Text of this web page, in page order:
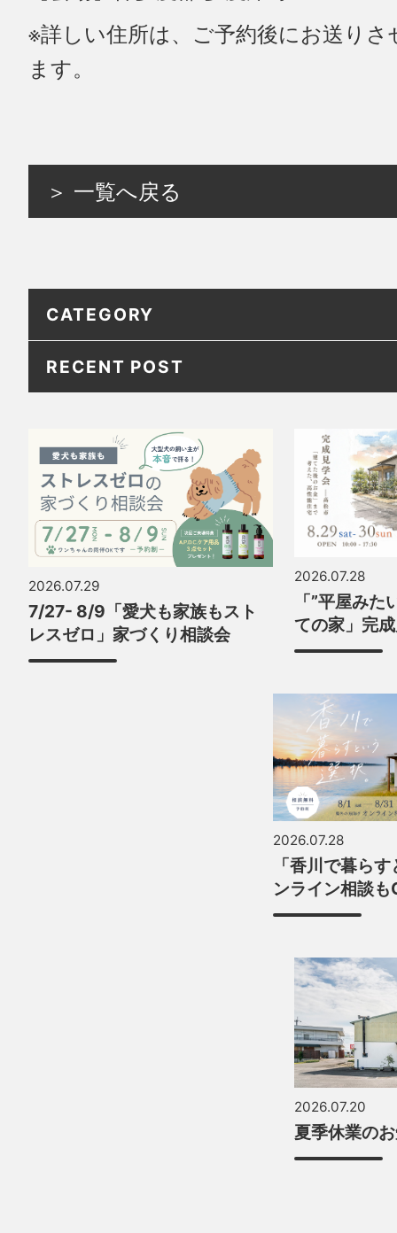
※詳しい住所は、ご予約後にお送り
ます。
＞ 一覧へ戻る
CATEGORY
RECENT POST
2026.07.29
7/27- 8/9「愛犬も家族もスト
レスゼロ」家づくり相談会
2026.07.28
「”平屋み
ての家」完
2026.07.28
「香川で暮ら
ンライン相談も
2026.07.20
夏季休業の